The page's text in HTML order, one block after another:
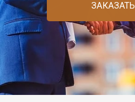
ЗАКАЗАТЬ